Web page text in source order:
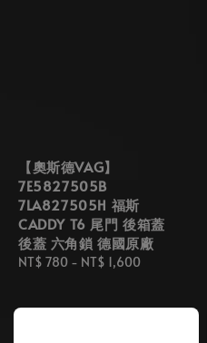
【奧斯德VAG】
7E5827505B
7LA827505H 福斯
CADDY T6 尾門 後箱蓋
後蓋 六角鎖 德國原廠
Regular
NT$ 780 - NT$ 1,600